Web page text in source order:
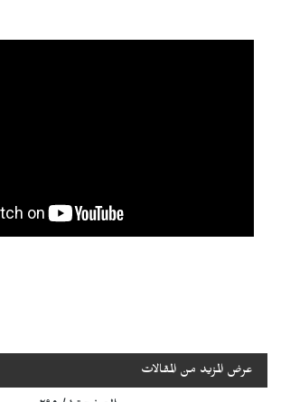
عرض المزيد من المقالات